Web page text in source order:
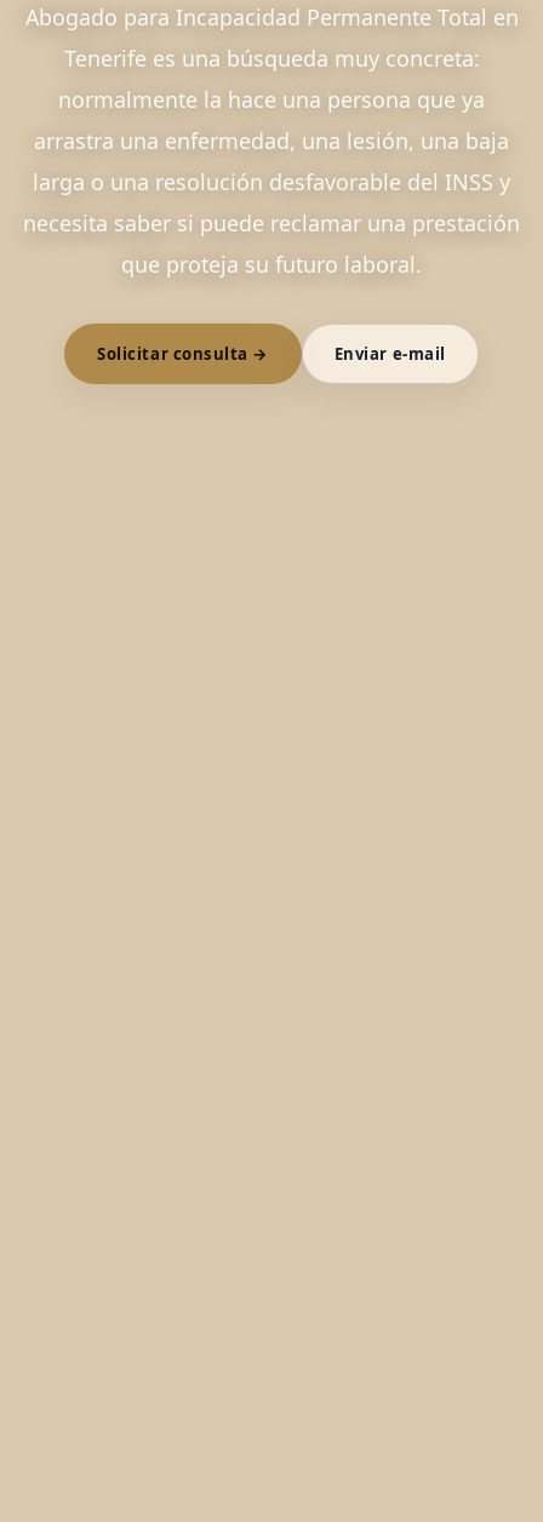
Abogado para Incapacidad Permanente Total en
Tenerife es una búsqueda muy concreta:
normalmente la hace una persona que ya
arrastra una enfermedad, una lesión, una baja
larga o una resolución desfavorable del INSS y
necesita saber si puede reclamar una prestación
que proteja su futuro laboral.
Solicitar consulta → Enviar e-mail